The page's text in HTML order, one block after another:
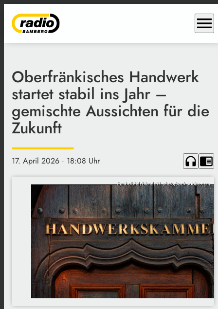
menu
Oberfränkisches Handwerk
startet stabil ins Jahr –
gemischte Aussichten für die
Zukunft
17. April 2026 · 18:08 Uhr headphones chrome_reader_mode
Symbolbild/blende11.photo/stock.adobe.com